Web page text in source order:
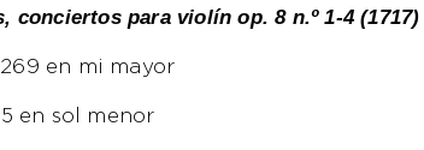
conciertos para violín op. 8 n.º 1-4 (1717)
en mi mayor
en sol menor